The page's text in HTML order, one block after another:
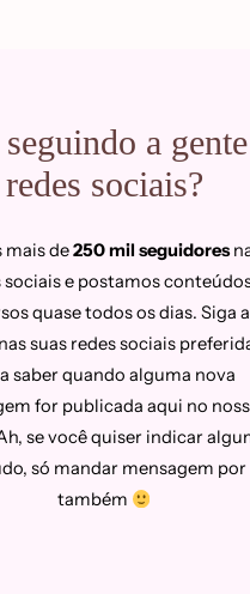
seguindo a
redes sociais?
mais de250 mil seguidores
sociais e postamos
quase todos os dias. Siga a
suas redes sociais
saber quando alguma nova
for publicada aqui no
se você quiser indicar
só mandar mensagem por
também